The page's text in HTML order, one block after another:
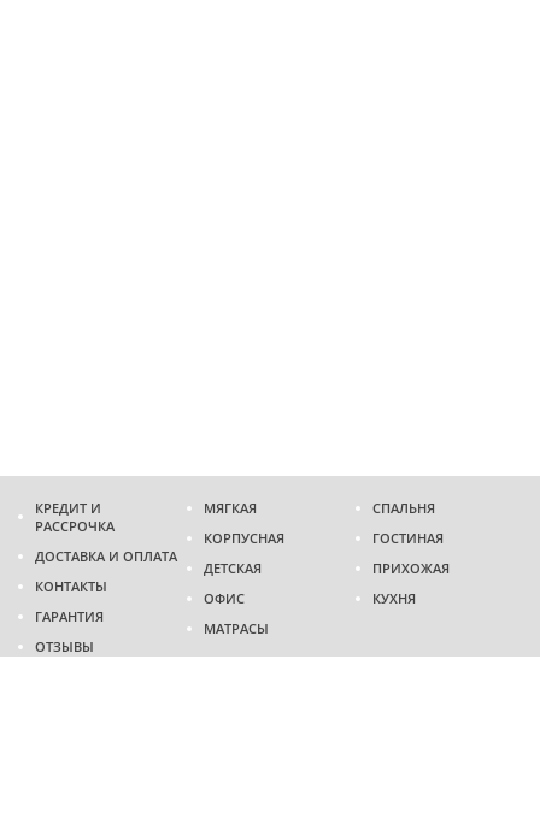
КРЕДИТ И
РАССРОЧКА
ДОСТАВКА И ОПЛАТА
КОНТАКТЫ
ГАРАНТИЯ
ОТЗЫВЫ
МЯГКАЯ
КОРПУСНАЯ
ДЕТСКАЯ
ОФИС
МАТРАСЫ
СПАЛЬНЯ
ГОСТИНАЯ
ПРИХОЖАЯ
КУХНЯ